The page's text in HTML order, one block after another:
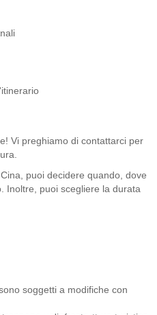
Vi preghiamo di contattarci per
puoi decidere quando, dove
Inoltre, puoi scegliere la durata
soggetti a modifiche con